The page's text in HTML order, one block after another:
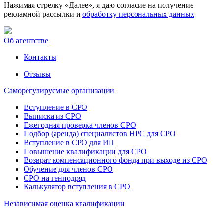
Нажимая стрелку «Далее», я даю согласие на получение
рекламной рассылки и обработку персональных данных
Об агентстве
Контакты
Отзывы
Саморегулируемые организации
Вступление в СРО
Выписка из СРО
Ежегодная проверка членов СРО
Подбор (аренда) специалистов НРС для СРО
Вступление в СРО для ИП
Повышение квалификации для СРО
Возврат компенсационного фонда при выходе из СРО
Обучение для членов СРО
СРО на генподряд
Калькулятор вступления в СРО
Независимая оценка квалификации